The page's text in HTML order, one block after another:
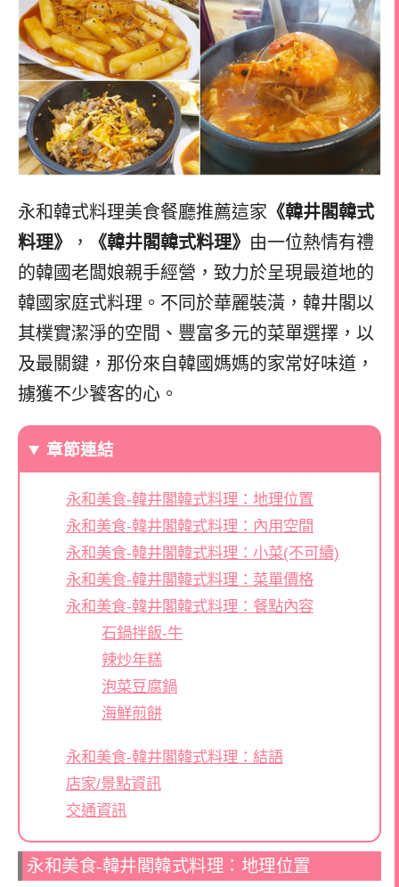
永和韓式料理美食餐廳推薦這家 《韓井閣韓式
料理》
， 《韓井閣韓式料理》 由一位熱情有禮
的韓國老闆娘親手經營，致力於呈現最道地的
韓國家庭式料理。不同於華麗裝潢，韓井閣以
其樸實潔淨的空間、豐富多元的菜單選擇，以
及最關鍵，那份來自韓國媽媽的家常好味道，
擄獲不少饕客的心。
章節連結
永和美食-韓井閣韓式料理：地理位置
永和美食-韓井閣韓式料理：內用空間
永和美食-韓井閣韓式料理：小菜(不可續)
永和美食-韓井閣韓式料理：菜單價格
永和美食-韓井閣韓式料理：餐點內容
石鍋拌飯-牛
辣炒年糕
泡菜豆腐鍋
海鮮煎餅
永和美食-韓井閣韓式料理：結語
店家/景點資訊
交通資訊
永和美食-韓井閣韓式料理：地理位置